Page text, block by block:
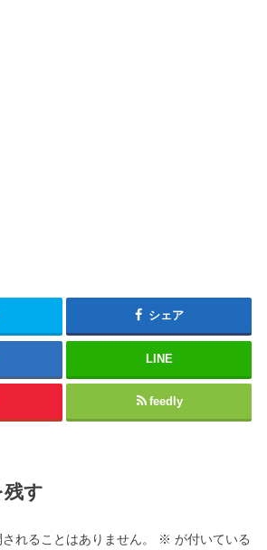
シェア
LINE
feedly
す
れることはありません。 ※ が付いている